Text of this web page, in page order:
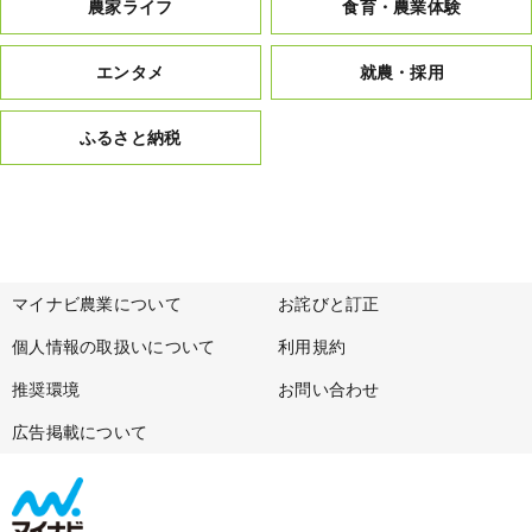
農家ライフ 食育・農業体験
エンタメ 就農・採用
ふるさと納税
マイナビ農業について お詫びと訂正
個人情報の取扱いについて 利用規約
推奨環境 お問い合わせ
広告掲載について